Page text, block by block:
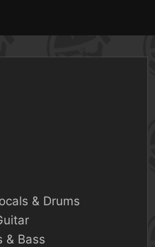
& Drums
& Bass